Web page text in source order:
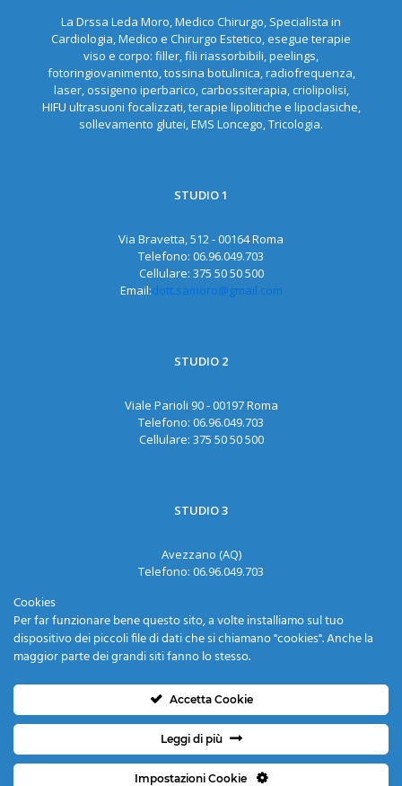
La Drssa Leda Moro, Medico Chirurgo, Specialista in
Cardiologia, Medico e Chirurgo Estetico, esegue terapie
viso e corpo: filler, fili riassorbibili, peelings,
fotoringiovanimento, tossina botulinica, radiofrequenza,
laser, ossigeno iperbarico, carbossiterapia, criolipolisi,
HIFU ultrasuoni focalizzati, terapie lipolitiche e lipoclasiche,
sollevamento glutei, EMS Loncego, Tricologia.
STUDIO 1
Via Bravetta, 512 - 00164 Roma
Telefono: 06.96.049.703
Cellulare: 375 50 50 500
Email:dott.samoro@gmail.com
STUDIO 2
Viale Parioli 90 - 00197 Roma
Telefono: 06.96.049.703
Cellulare: 375 50 50 500
STUDIO 3
Avezzano (AQ)
Telefono: 06.96.049.703
Brazil System Srl © 2026 |Privacy PolicyeCookies Policy|
Fatto con il
da Studio Quadra
Cookies
Per far funzionare bene questo sito, a volte installiamo sul tuo
dispositivo dei piccoli file di dati che si chiamano "cookies". Anche la
maggior parte dei grandi siti fanno lo stesso.
Accetta Cookie
Leggi di più
Impostazioni Cookie